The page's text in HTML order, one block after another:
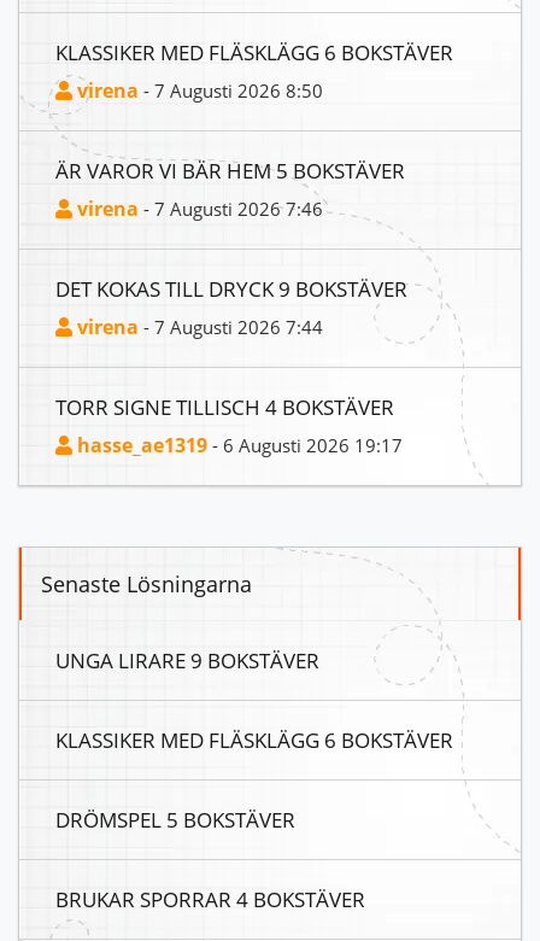
KLASSIKER MED FLÄSKLÄGG 6 BOKSTÄVER
virena - 7 Augusti 2026 8:50
ÄR VAROR VI BÄR HEM 5 BOKSTÄVER
virena - 7 Augusti 2026 7:46
DET KOKAS TILL DRYCK 9 BOKSTÄVER
virena - 7 Augusti 2026 7:44
TORR SIGNE TILLISCH 4 BOKSTÄVER
hasse_ae1319 - 6 Augusti 2026 19:17
Senaste Lösningarna
UNGA LIRARE 9 BOKSTÄVER
KLASSIKER MED FLÄSKLÄGG 6 BOKSTÄVER
DRÖMSPEL 5 BOKSTÄVER
BRUKAR SPORRAR 4 BOKSTÄVER